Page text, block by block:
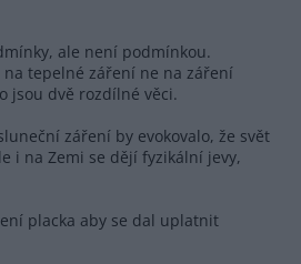
ale není podmínkou.
tepelné záření ne na záření
jsou dvě rozdílné věci.
záření by evokovalo, že svět
i na Zemi se dějí fyzikální jevy,
placka aby se dal uplatnit